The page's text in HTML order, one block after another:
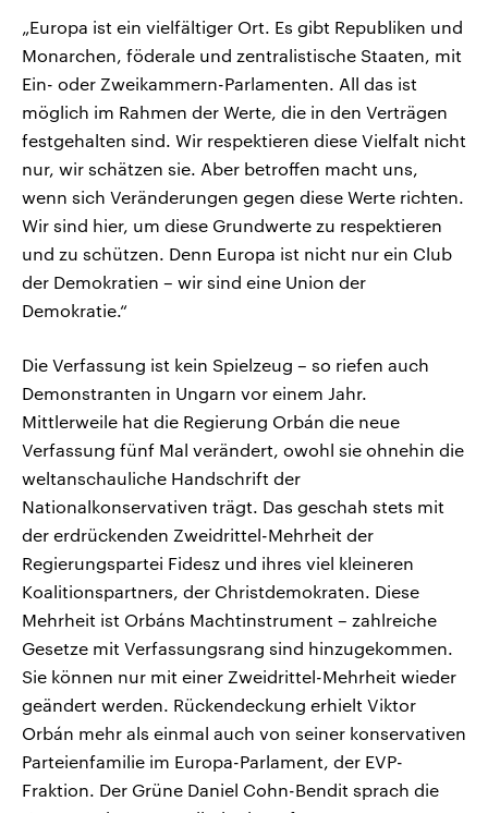
„Europa ist ein vielfältiger Ort. Es gibt Republiken und
Monarchen, föderale und zentralistische Staaten, mit
Ein- oder Zweikammern-Parlamenten. All das ist
möglich im Rahmen der Werte, die in den Verträgen
festgehalten sind. Wir respektieren diese Vielfalt nicht
nur, wir schätzen sie. Aber betroffen macht uns,
wenn sich Veränderungen gegen diese Werte richten.
Wir sind hier, um diese Grundwerte zu respektieren
und zu schützen. Denn Europa ist nicht nur ein Club
der Demokratien – wir sind eine Union der
Demokratie.“
Die Verfassung ist kein Spielzeug – so riefen auch
Demonstranten in Ungarn vor einem Jahr.
Mittlerweile hat die Regierung Orbán die neue
Verfassung fünf Mal verändert, owohl sie ohnehin die
weltanschauliche Handschrift der
Nationalkonservativen trägt. Das geschah stets mit
der erdrückenden Zweidrittel-Mehrheit der
Regierungspartei Fidesz und ihres viel kleineren
Koalitionspartners, der Christdemokraten. Diese
Mehrheit ist Orbáns Machtinstrument – zahlreiche
Gesetze mit Verfassungsrang sind hinzugekommen.
Sie können nur mit einer Zweidrittel-Mehrheit wieder
geändert werden. Rückendeckung erhielt Viktor
Orbán mehr als einmal auch von seiner konservativen
Parteienfamilie im Europa-Parlament, der EVP-
Fraktion. Der Grüne Daniel Cohn-Bendit sprach die